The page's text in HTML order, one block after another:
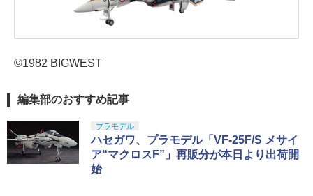
©1982 BIGWEST
編集部のおすすめ記事
プラモデル
ハセガワ、プラモデル「VF-25F/S メサイ
ア“マクロスF”」再販分が本日より出荷開
始